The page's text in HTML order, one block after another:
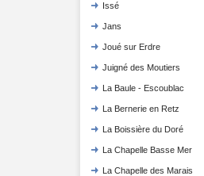
Issé
Jans
Joué sur Erdre
Juigné des Moutiers
La Baule - Escoublac
La Bernerie en Retz
La Boissière du Doré
La Chapelle Basse Mer
La Chapelle des Marais